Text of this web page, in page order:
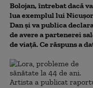
Bolojan, întrebat dacă va
lua exemplul lui Nicușor
Dan și va publica
de avere a partenerei
de viață. Ce răspuns a